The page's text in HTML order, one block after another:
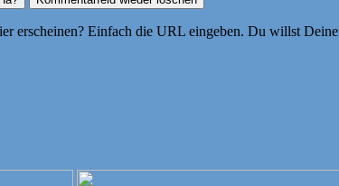
erscheinen? Einfach die URL eingeben. Du willst